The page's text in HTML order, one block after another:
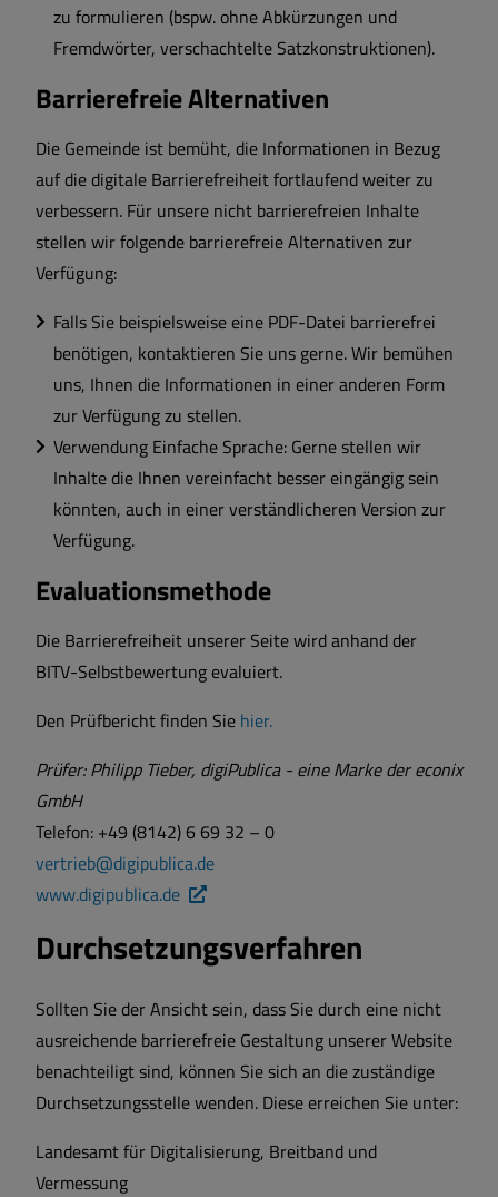
zu formulieren (bspw. ohne Abkürzungen und
Fremdwörter, verschachtelte Satzkonstruktionen).
Barrierefreie Alternativen
Die Gemeinde ist bemüht, die Informationen in Bezug
auf die digitale Barrierefreiheit fortlaufend weiter zu
verbessern. Für unsere nicht barrierefreien Inhalte
stellen wir folgende barrierefreie Alternativen zur
Verfügung:
Falls Sie beispielsweise eine PDF-Datei barrierefrei
benötigen, kontaktieren Sie uns gerne. Wir bemühen
uns, Ihnen die Informationen in einer anderen Form
zur Verfügung zu stellen.
Verwendung Einfache Sprache: Gerne stellen wir
Inhalte die Ihnen vereinfacht besser eingängig sein
könnten, auch in einer verständlicheren Version zur
Verfügung.
Evaluationsmethode
Die Barrierefreiheit unserer Seite wird anhand der
BITV-Selbstbewertung evaluiert.
Den Prüfbericht finden Sie hier.
Prüfer: Philipp Tieber, digiPublica - eine Marke der econix
GmbH
Telefon: +49 (8142) 6 69 32 – 0
vertrieb@digipublica.de
www.digipublica.de
Durchsetzungsverfahren
Sollten Sie der Ansicht sein, dass Sie durch eine nicht
ausreichende barrierefreie Gestaltung unserer Website
benachteiligt sind, können Sie sich an die zuständige
Durchsetzungsstelle wenden. Diese erreichen Sie unter:
Landesamt für Digitalisierung, Breitband und
Vermessung